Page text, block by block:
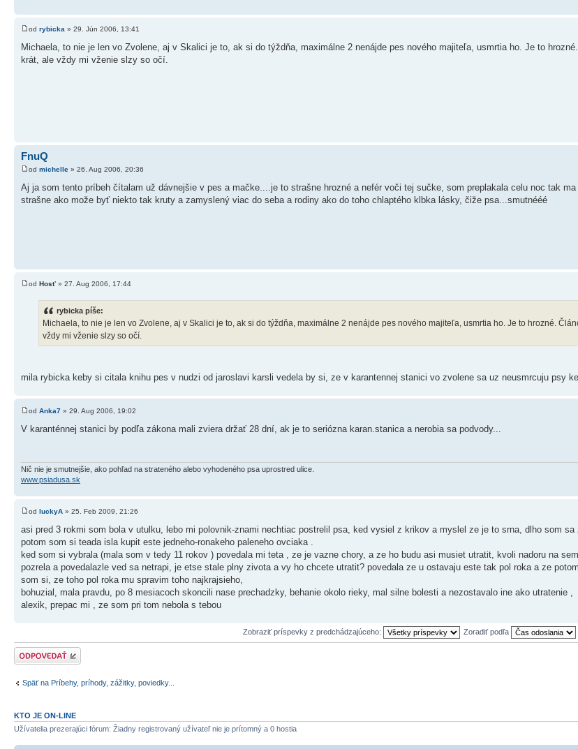
od rybicka » 29. Jún 2006, 13:41
Michaela, to nie je len vo Zvolene, aj v Skalici je to, ak si do týždňa, maximálne 2 nenájde pes nového majiteľa, usmrtia ho. Je to
krát, ale vždy mi vženie slzy so očí.
FnuQ
od michelle » 26. Aug 2006, 20:36
Aj ja som tento príbeh čítalam už dávnejšie v pes a mačke....je to strašne hrozné a nefér voči tej sučke, som preplakala celu noc tak
strašne ako može byť niekto tak kruty a zamyslený viac do seba a rodiny ako do toho chlaptého klbka lásky, čiže psa...smutnééé
od Hosť » 27. Aug 2006, 17:44
rybicka píše:
Michaela, to nie je len vo Zvolene, aj v Skalici je to, ak si do týždňa, maximálne 2 nenájde pes nového majiteľa, usmrtia ho. Je to hrozné.
vždy mi vženie slzy so očí.
mila rybicka keby si citala knihu pes v nudzi od jaroslavi karsli vedela by si, ze v karantennej stanici vo zvolene sa uz neusmrcuju psy
od Anka7 » 29. Aug 2006, 19:02
V karanténnej stanici by podľa zákona mali zviera držať 28 dní, ak je to seriózna karan.stanica a nerobia sa podvody...
Nič nie je smutnejšie, ako pohľad na strateného alebo vyhodeného psa uprostred ulice.
www.psiadusa.sk
od luckyA » 25. Feb 2009, 21:26
asi pred 3 rokmi som bola v utulku, lebo mi polovnik-znami nechtiac postrelil psa, ked vysiel z krikov a myslel ze je to srna, dlho som
potom som si teada isla kupit este jedneho-ronakeho paleneho ovciaka .
ked som si vybrala (mala som v tedy 11 rokov ) povedala mi teta , ze je vazne chory, a ze ho budu asi musiet utratit, kvoli nadoru na
pozrela a povedalazle ved sa netrapi, je etse stale plny zivota a vy ho chcete utratit? povedala ze u ostavaju este tak pol roka a ze
som si, ze toho pol roka mu spravim toho najkrajsieho,
bohuzial, mala pravdu, po 8 mesiacoch skoncili nase prechadzky, behanie okolo rieky, mal silne bolesti a nezostavalo ine ako utratenie ,
alexik, prepac mi , ze som pri tom nebola s tebou
Zobraziť príspevky z predchádzajúceho: Zoradiť podľa
Odoslať odpoveď
Späť na Príbehy, príhody, zážitky, poviedky...
KTO JE ON-LINE
Užívatelia prezerajúci fórum: Žiadny registrovaný užívateľ nie je prítomný a 0 hostia